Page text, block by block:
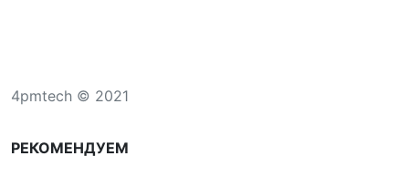
4pmtech © 2021
РЕКОМЕНДУЕМ